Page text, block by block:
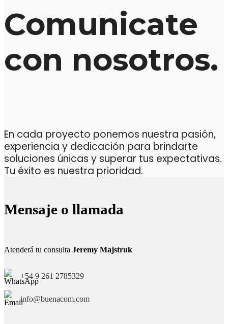
Comunicate
con nosotros.
En cada proyecto ponemos nuestra pasión,
experiencia y dedicación para brindarte
soluciones únicas y superar tus expectativas.
Tu éxito es nuestra prioridad.
Mensaje o llamada
Atenderá tu consulta Jeremy Majstruk
+54 9 261 2785329
info@buenacom.com